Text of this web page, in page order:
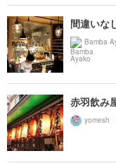
間違いな
Bamba
赤羽飲み
yomesh